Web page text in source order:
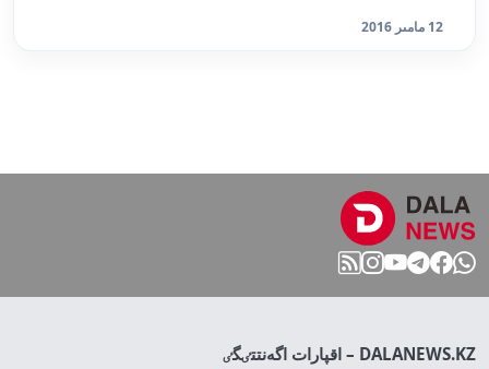
12 مامىر 2016
DALANEWS.KZ – اقپارات اگەنتتٸگٸ